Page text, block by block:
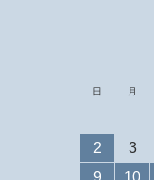
日 月
2
3